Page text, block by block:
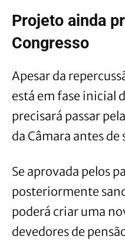
Projeto ainda
Congresso
Apesar da
está em fase inicial
precisará passar
da Câmara antes
Se aprovada pelos
posteriormente
poderá criar uma
devedores de